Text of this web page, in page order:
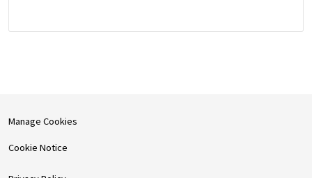
Manage Cookies
Cookie Notice